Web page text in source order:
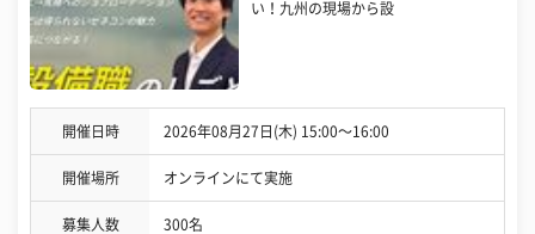
い！九州の現場から設
開催日時 2026年08月27日(木) 15:00〜16:00
開催場所 オンラインにて実施
募集人数 300名